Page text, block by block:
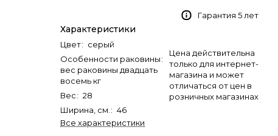
Характеристики
Цвет: серый
Особенности раковины:
вес раковины двадцать
восемь кг
Вес: 28
Ширина, см. : 46
Все характеристики
Гарантия 5 лет
Цена действительна
только для интернет-
магазина и может
отличаться от цен в
розничных магазинах